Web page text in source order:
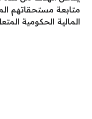
متابعة مستحقاتهم
المالية الحكومية